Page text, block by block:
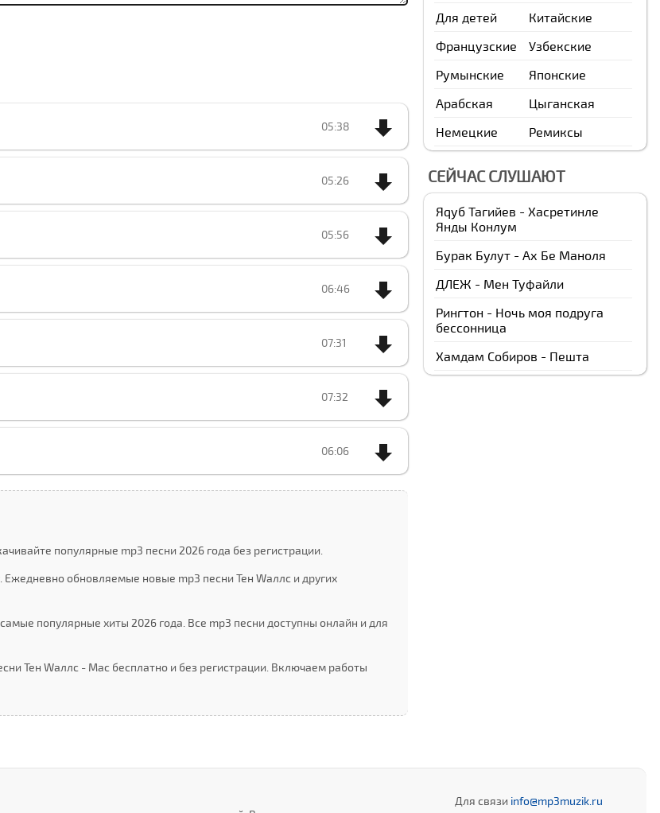
05:38
05:26
05:56
06:46
07:31
07:32
06:06
популярные mp3 песни 2026 года без регистрации.
обновляемые новые mp3 песни Тен Wаллс и других
популярные хиты 2026 года. Все mp3 песни доступны онлайн и для
Тен Wаллс - Мас бесплатно и без регистрации. Включаем работы
Для детей
Китайские
Французские
Узбекские
Румынские
Японские
Арабская
Цыганская
Немецкие
Ремиксы
СЕЙЧАС СЛУШАЮТ
Яqуб Тагийев - Хасретинле
Янды Конлум
Бурак Булут - Ах Бе Маноля
ДЛЕЖ - Мен Туфайли
Рингтон - Ночь моя подруга
бессонница
Xамдам Собиров - Пешта
Для связи info@mp3muzik.ru